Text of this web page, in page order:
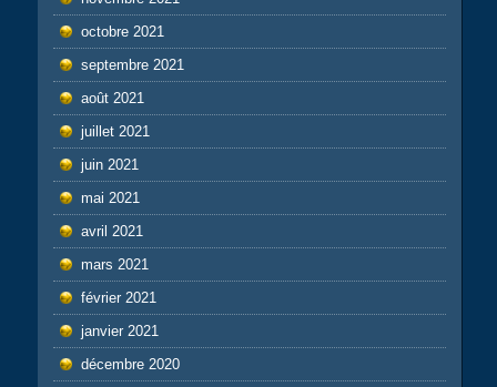
octobre 2021
septembre 2021
août 2021
juillet 2021
juin 2021
mai 2021
avril 2021
mars 2021
février 2021
janvier 2021
décembre 2020